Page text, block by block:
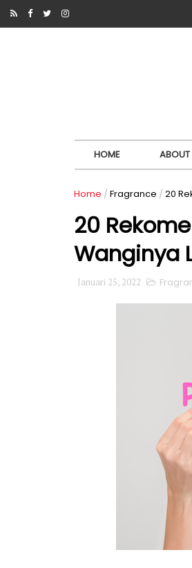
HOME ABOUT
Home / Fragrance / 20
20
Wanginya
Januari 25, 2022